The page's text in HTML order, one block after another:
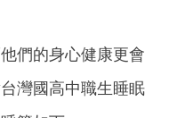
們的身心健康更會
灣國高中職生睡眠